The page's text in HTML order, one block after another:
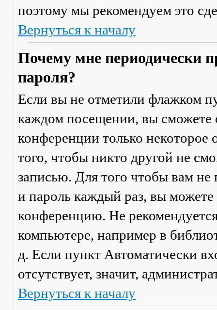
поэтому мы рекомендуем это
Вернуться к началу
Почему мне периодически
пароля?
Если вы не отметили флажком
каждом посещении, вы сможете
конференции только некоторое
того, чтобы никто другой не
записью. Для того чтобы вам не
и пароль каждый раз, вы
конференцию. Не
компьютере, например в
д. Если пункт Автоматически
отсутствует, значит,
Вернуться к началу